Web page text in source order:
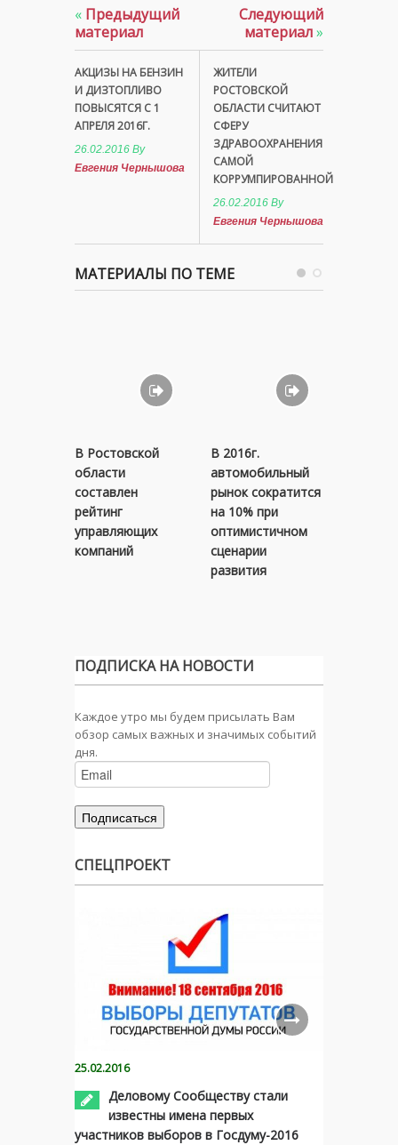
« Предыдущий
материал
АКЦИЗЫ НА БЕНЗИН
И ДИЗТОПЛИВО
ПОВЫСЯТСЯ С 1
АПРЕЛЯ 2016Г.
26.02.2016 By
Евгения Чернышова
Следующий
материал»
ЖИТЕЛИ
РОСТОВСКОЙ
ОБЛАСТИ СЧИТАЮТ
СФЕРУ
ЗДРАВООХРАНЕНИЯ
САМОЙ
КОРРУМПИРОВАННОЙ
26.02.2016 By
Евгения Чернышова
МАТЕРИАЛЫ ПО ТЕМЕ
В Ростовской
области
составлен
рейтинг
управляющих
компаний
В 2016г.
автомобильный
рынок сократится
на 10% при
оптимистичном
сценарии
развития
ПОДПИСКА НА НОВОСТИ
Каждое утро мы будем присылать Вам
обзор самых важных и значимых событий
дня.
СПЕЦПРОЕКТ
25.02.2016
Деловому Сообществу стали
известны имена первых
участников выборов в Госдуму-2016